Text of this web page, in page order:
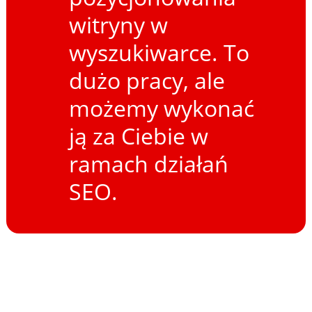
witryny w
wyszukiwarce. To
dużo pracy, ale
możemy wykonać
ją za Ciebie w
ramach działań
SEO.